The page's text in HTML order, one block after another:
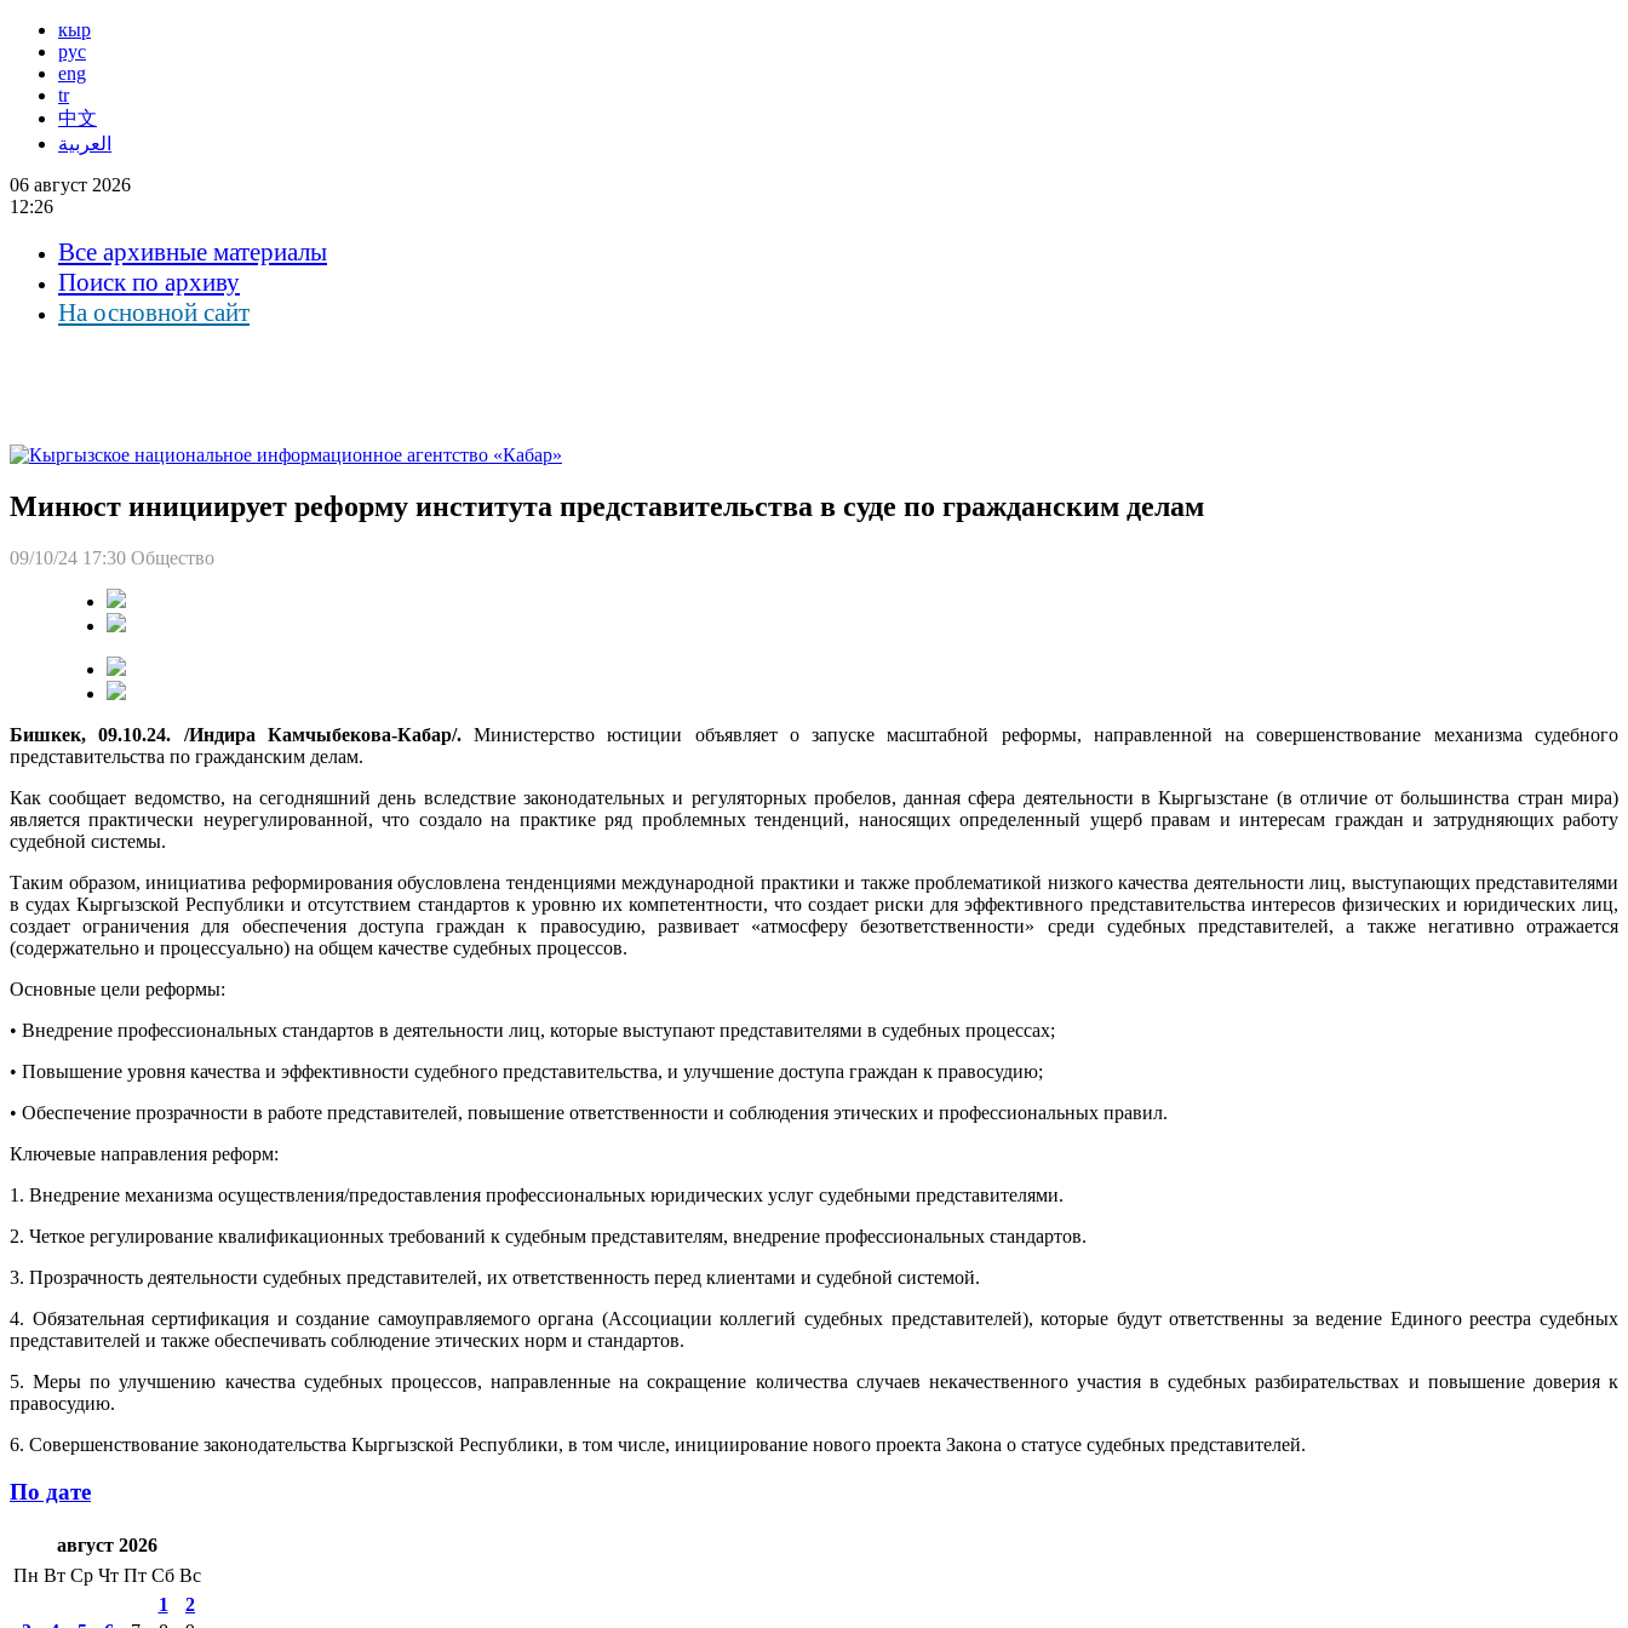
кыр
рус
eng
tr
中文
العربية
06 август 2026
12:26
Все архивные материалы
Поиск по архиву
На основной сайт
Минюст инициирует реформу института представительства в суде по гражданским делам
09/10/24 17:30 Общество
Бишкек, 09.10.24. /Индира Камчыбекова-Кабар/.Министерство юстиции объявляет о запуске масштабной реформы, направленной на совершенствование механизма судебного
представительства по гражданским делам.
Как сообщает ведомство, на сегодняшний день вследствие законодательных и регуляторных пробелов, данная сфера деятельности в Кыргызстане (в отличие от большинства стран мира)
является практически неурегулированной, что создало на практике ряд проблемных тенденций, наносящих определенный ущерб правам и интересам граждан и затрудняющих работу
судебной системы.
Таким образом, инициатива реформирования обусловлена тенденциями международной практики и также проблематикой низкого качества деятельности лиц, выступающих представителями
в судах Кыргызской Республики и отсутствием стандартов к уровню их компетентности, что создает риски для эффективного представительства интересов физических и юридических лиц,
создает ограничения для обеспечения доступа граждан к правосудию, развивает «атмосферу безответственности» среди судебных представителей, а также негативно отражается
(содержательно и процессуально) на общем качестве судебных процессов.
Основные цели реформы:
• Внедрение профессиональных стандартов в деятельности лиц, которые выступают представителями в судебных процессах;
• Повышение уровня качества и эффективности судебного представительства, и улучшение доступа граждан к правосудию;
• Обеспечение прозрачности в работе представителей, повышение ответственности и соблюдения этических и профессиональных правил.
Ключевые направления реформ:
1. Внедрение механизма осуществления/предоставления профессиональных юридических услуг судебными представителями.
2. Четкое регулирование квалификационных требований к судебным представителям, внедрение профессиональных стандартов.
3. Прозрачность деятельности судебных представителей, их ответственность перед клиентами и судебной системой.
4. Обязательная сертификация и создание самоуправляемого органа (Ассоциации коллегий судебных представителей), которые будут ответственны за ведение Единого реестра судебных
представителей и также обеспечивать соблюдение этических норм и стандартов.
5. Меры по улучшению качества судебных процессов, направленные на сокращение количества случаев некачественного участия в судебных разбирательствах и повышение доверия к
правосудию.
6. Совершенствование законодательства Кыргызской Республики, в том числе, инициирование нового проекта Закона о статусе судебных представителей.
По дате
август 2026
Пн Вт Ср Чт Пт Сб Вс
1
2